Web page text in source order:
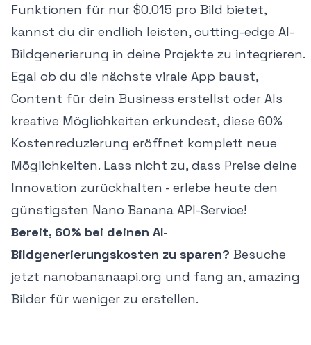
Funktionen für nur $0.015 pro Bild bietet,
kannst du dir endlich leisten, cutting-edge AI-
Bildgenerierung in deine Projekte zu integrieren.
Egal ob du die nächste virale App baust,
Content für dein Business erstellst oder AIs
kreative Möglichkeiten erkundest, diese 60%
Kostenreduzierung eröffnet komplett neue
Möglichkeiten. Lass nicht zu, dass Preise deine
Innovation zurückhalten - erlebe heute den
günstigsten Nano Banana API-Service!
Bereit, 60% bei deinen AI-
Bildgenerierungskosten zu sparen? Besuche
jetzt nanobananaapi.org und fang an, amazing
Bilder für weniger zu erstellen.